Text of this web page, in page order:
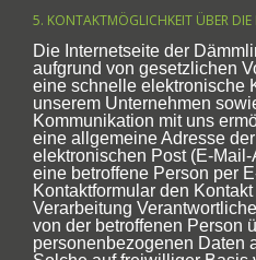
5. KONTAKTMÖGLICHKEIT ÜBER DIE
Die Internetseite der
aufgrund von gesetzlichen
eine schnelle elektronische
unserem Unternehmen
Kommunikation mit uns
eine allgemeine Adresse
elektronischen Post (E-
eine betroffene Person per
Kontaktformular den
Verarbeitung
von der betroffenen Person
personenbezogenen Daten